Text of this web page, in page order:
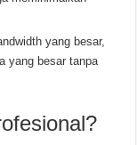
yang besar,
yang besar tanpa